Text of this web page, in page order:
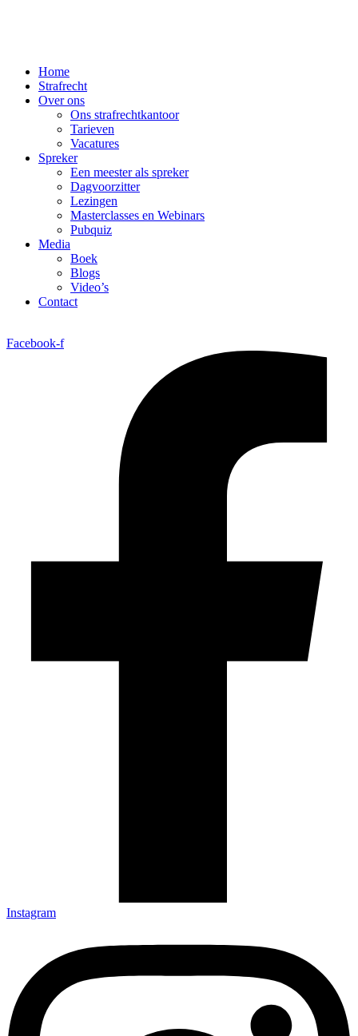
Home
Strafrecht
Over ons
Ons strafrechtkantoor
Tarieven
Vacatures
Spreker
Een meester als spreker
Dagvoorzitter
Lezingen
Masterclasses en Webinars
Pubquiz
Media
Boek
Blogs
Video’s
Contact
Facebook-f
Instagram